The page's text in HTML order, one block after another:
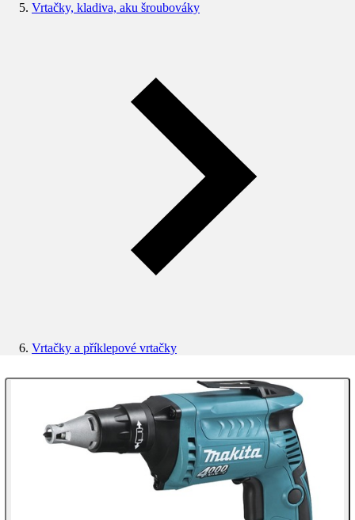
Vrtačky, kladiva, aku šroubováky
Vrtačky a příklepové vrtačky